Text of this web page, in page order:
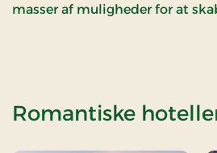
masser af muligheder for at
Romantiske